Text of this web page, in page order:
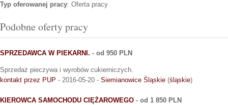
Typ oferowanej pracy: Oferta pracy
Podobne oferty pracy
SPRZEDAWCA W PIEKARNI. - od 950 PLN
Sprzedaż pieczywa i wyrobów cukierniczych.
kontakt przez PUP - 2016-05-20 - Siemianowice Śląskie (śląskie)
KIEROWCA SAMOCHODU CIĘŻAROWEGO - od 1 850 PLN